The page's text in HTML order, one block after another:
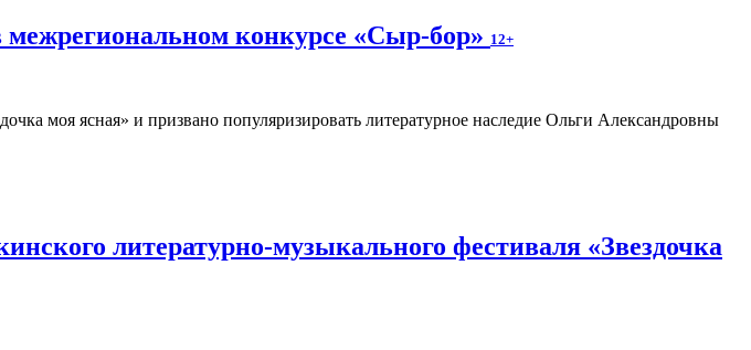
межрегиональном конкурсе «Сыр-бор» 12+
моя ясная» и призвано популяризировать литературное наследие Ольги Александровны
литературно-музыкального фестиваля «Звездочка